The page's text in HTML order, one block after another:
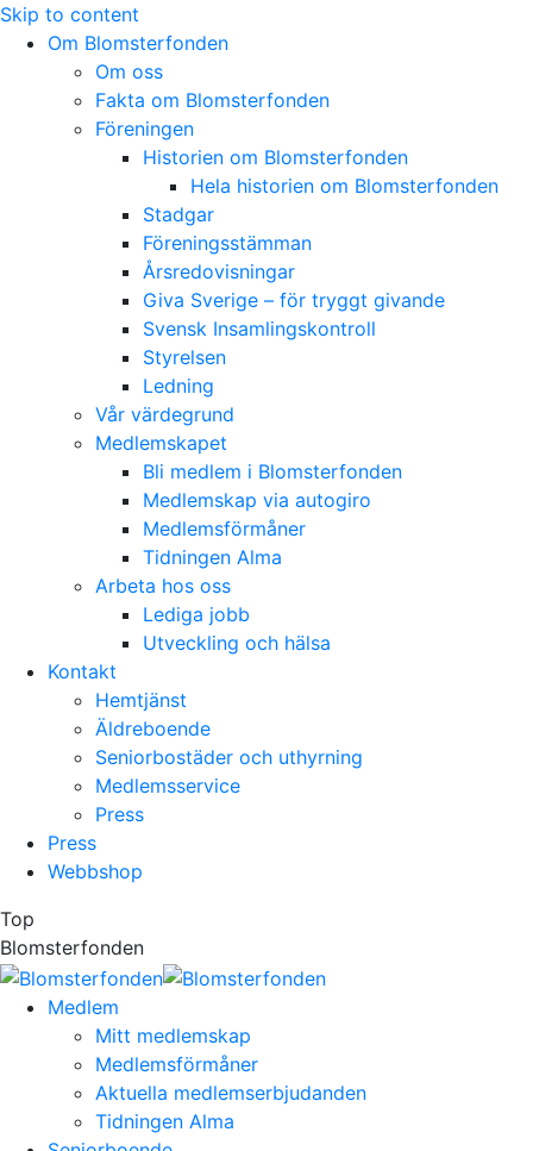
Skip to content
Om Blomsterfonden
Om oss
Fakta om Blomsterfonden
Föreningen
Historien om Blomsterfonden
Hela historien om Blomsterfonden
Stadgar
Föreningsstämman
Årsredovisningar
Giva Sverige – för tryggt givande
Svensk Insamlingskontroll
Styrelsen
Ledning
Vår värdegrund
Medlemskapet
Bli medlem i Blomsterfonden
Medlemskap via autogiro
Medlemsförmåner
Tidningen Alma
Arbeta hos oss
Lediga jobb
Utveckling och hälsa
Kontakt
Hemtjänst
Äldreboende
Seniorbostäder och uthyrning
Medlemsservice
Press
Press
Webbshop
Top
Blomsterfonden
Medlem
Mitt medlemskap
Medlemsförmåner
Aktuella medlemserbjudanden
Tidningen Alma